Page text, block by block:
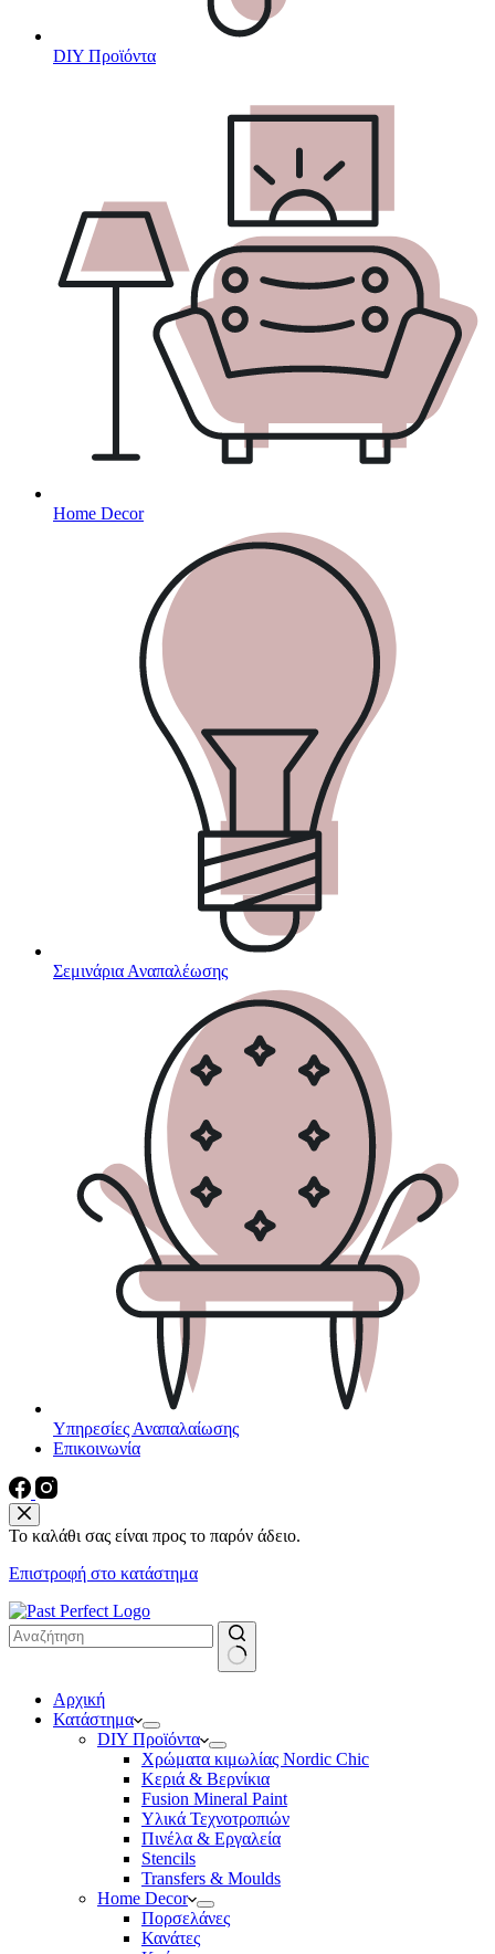
DIY Προϊόντα
Home Decor
Σεμινάρια Αναπαλέωσης
Υπηρεσίες Αναπαλαίωσης
Επικοινωνία
Το καλάθι σας είναι προς το παρόν άδειο.
Επιστροφή στο κατάστημα
results
Αρχική
Κατάστημα
DIY Προϊόντα
Χρώματα κιμωλίας Nordic Chic
Κεριά & Βερνίκια
Fusion Mineral Paint
Υλικά Τεχνοτροπιών
Πινέλα & Εργαλεία
Stencils
Transfers & Moulds
Home Decor
Πορσελάνες
Κανάτες